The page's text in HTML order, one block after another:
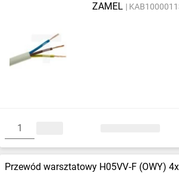
ZAMEL
Przewód warsztatowy H05VV‑F (OWY)